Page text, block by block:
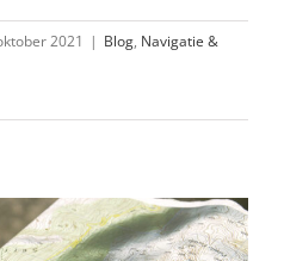
2021 | Blog, Navigatie &